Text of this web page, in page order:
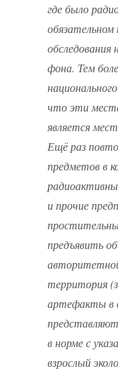
где было
обследования
фона. Тем
что эти
является
Ещё раз
предметов в
и прочие
предъявить
территория
артефакты в
в норме с
взрослый